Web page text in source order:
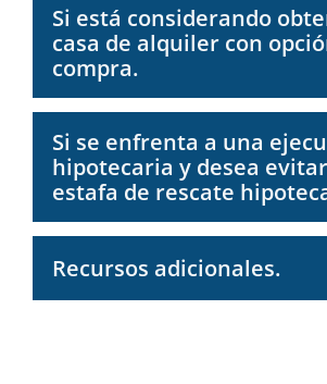
Si está considerando
casa de alquiler con
compra.
Si se enfrenta a una
hipotecaria y desea
estafa de rescate
Recursos adicionales.